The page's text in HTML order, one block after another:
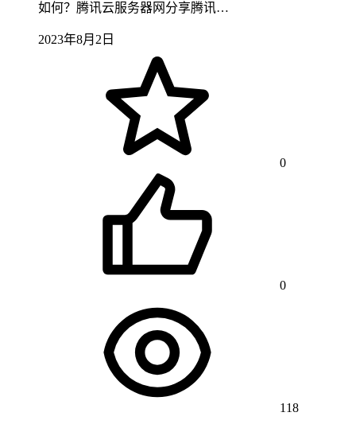
如何？腾讯云服务器网分享腾讯…
2023年8月2日
0
0
118